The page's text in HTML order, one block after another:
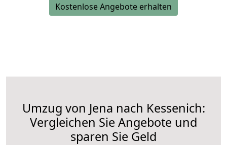
Kostenlose Angebote erhalten
Umzug von Jena nach Kessenich:
Vergleichen Sie Angebote und
sparen Sie Geld